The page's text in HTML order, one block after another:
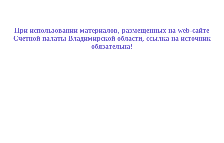
При использовании материалов, размещенных на web-сайте
Счетной палаты Владимирской области, ссылка на источник
обязательна!